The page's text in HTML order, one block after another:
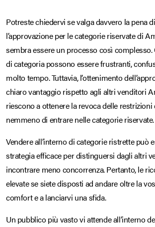
Potreste chiedervi se valga davvero la pena
l’approvazione per le categorie riservate di
sembra essere un processo così complesso.
di categoria possono essere frustranti,
molto tempo. Tuttavia, l’ottenimento
chiaro vantaggio rispetto agli altri venditori
riescono a ottenere la revoca delle
nemmeno di entrare nelle categorie riservate.
Vendere all’interno di categorie ristrette può
strategia efficace per distinguersi dagli altri
incontrare meno concorrenza. Pertanto, le
elevate se siete disposti ad andare oltre la
comfort e a lanciarvi una sfida.
Un pubblico più vasto vi attende all’interno